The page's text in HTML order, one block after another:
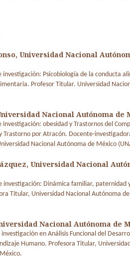
Universidad Nacional
investigación: Psicobiología de la conducta
Profesor Titular. Universidad
Nacional Autónoma de
investigación: obesidad y Trastornos del
por Atracón. Docente-
Nacional Autónoma de México
Universidad Nacional
investigación: Dinámica familiar, paternidad
Titular, Universidad Nacional Autónoma
Nacional Autónoma de
en Análisis Funcional del
Humano. Profesora Titular,